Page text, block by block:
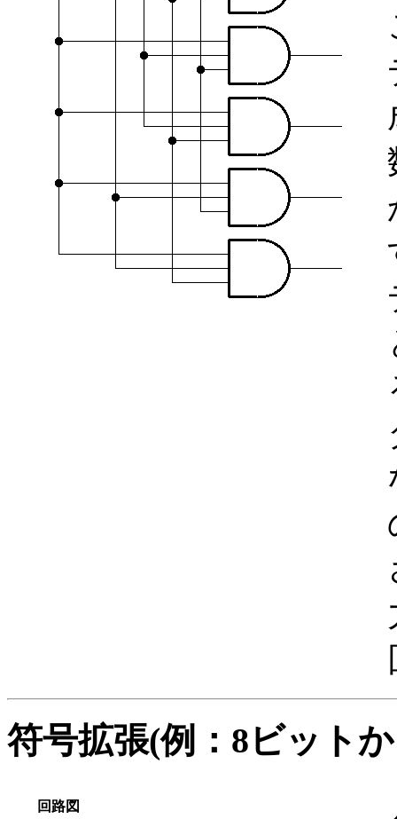
符号拡張(例：8ビット
回路図